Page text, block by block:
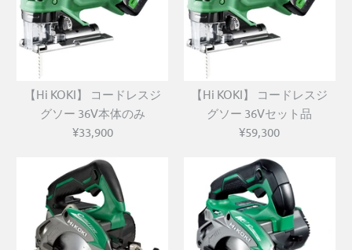
【Hi KOKI】 コードレスジ
グソー 36V本体のみ
¥33,900
【Hi KOKI】 コードレスジ
グソー 36Vセット品
¥59,300